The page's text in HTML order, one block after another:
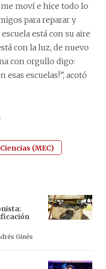
moví e hice todo lo
para reparar y
está con su aire
con la luz, de nuevo
con orgullo digo:
esas escuelas!”, acotó
(MEC)
Ginés